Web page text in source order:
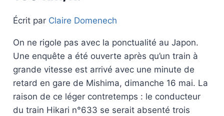
Écrit par Claire Domenech
On ne rigole pas avec la ponctualité au Japon.
Une enquête a été ouverte après qu’un train à
grande vitesse est arrivé avec une minute de
retard en gare de Mishima, dimanche 16 mai. La
raison de ce léger contretemps : le conducteur
du train Hikari n°633 se serait absenté trois